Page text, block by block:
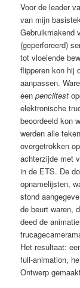
Voor de leader
van mijn
Gebruikmakend
(geperforeerd)
tot vloeiende
flipperen kon hij
aanpassen.
eenpenciltest
elektronische
beoordeeld kon
werden alle
overgetrokken
achterzijde met
in de ETS. De
opnamelijsten,
stond
de beurt waren,
deed de
Het resultaat:
full-animation,
Ontwerp